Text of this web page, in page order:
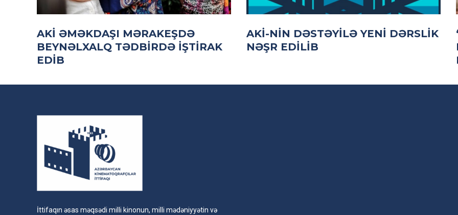
AKİ ƏMƏKDAŞI MƏRAKEŞDƏ
BEYNƏLXALQ TƏDBIRDƏ IŞTIRAK
EDIB
AKİ-NIN DƏSTƏYILƏ YENI DƏRSLIK
NƏŞR EDILIB
İttifaqın əsas məqsədi milli kinonun, milli mədəniyyətin və